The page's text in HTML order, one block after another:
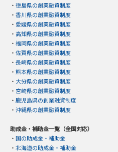
・ 徳島県の創業融資制度
・ 香川県の創業融資制度
・ 愛媛県の創業融資制度
・ 高知県の創業融資制度
・ 福岡県の創業融資制度
・ 佐賀県の創業融資制度
・ 長崎県の創業融資制度
・ 熊本県の創業融資制度
・ 大分県の創業融資制度
・ 宮崎県の創業融資制度
・ 鹿児島県の創業融資制度
・ 沖縄県の創業融資制度
助成金・補助金一覧（全国対応）
・ 国の助成金・補助金
・ 北海道の助成金・補助金